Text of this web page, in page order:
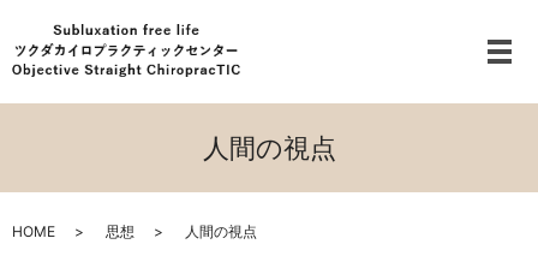
メ
人間の視点
HOME 思想 人間の視点